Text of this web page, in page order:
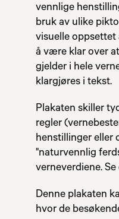
vennlige
bruk av ulike
visuelle oppsettet
å være klar over
gjelder i hele
klargjøres i tekst.
Plakaten skiller
regler
henstillinger eller
"naturvennlig
verneverdiene.
Denne plakaten
hvor de